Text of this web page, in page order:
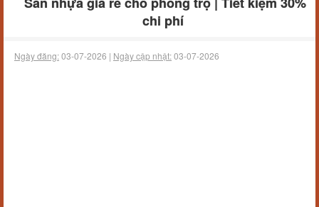
chi phí
Ngày đăng:03-07-2026 | Ngày cập nhật:03-07-2026